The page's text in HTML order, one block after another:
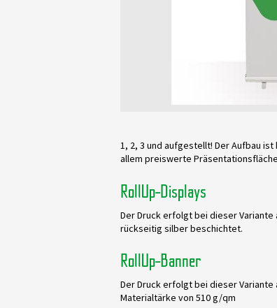
1, 2, 3 und aufgestellt! Der Aufbau
allem preiswerte
RollUp-Displays
Der Druck erfolgt bei dieser
rückseitig silber beschichtet.
RollUp-Banner
Der Druck erfolgt bei dieser
Materialtärke von 510 g/qm